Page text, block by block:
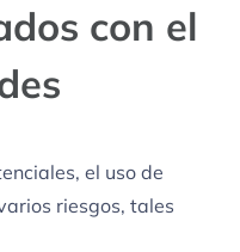
con el
el uso de
riesgos, tales